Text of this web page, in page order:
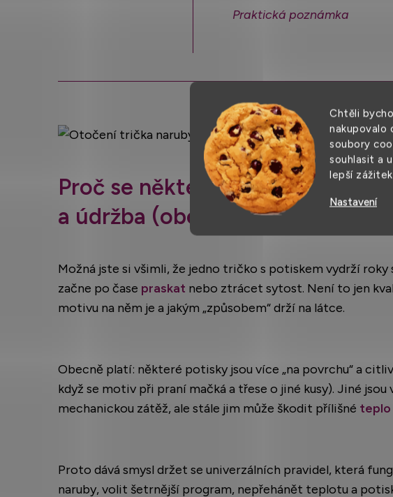
Chtěli
nakupovalo
soubory
souhlasit a
lepší
Nastavení
Praktická poznámka
Proč se některé potisky chovají
a údržba (obecně)
Možná jste si všimli, že jedno tričko s potiskem vydrží
začne po čase praskat nebo ztrácet sytost. Není to jen
motivu na něm je a jakým „způsobem“ drží na látce.
Obecně platí: některé potisky jsou více „na povrchu“ a
když se motiv při praní mačká a třese o jiné kusy). Jiné jsou
mechanickou zátěž, ale stále jim může škodit přílišné teplo
Proto dává smysl držet se univerzálních pravidel, která
naruby, volit šetrnější program, nepřehánět teplotu a